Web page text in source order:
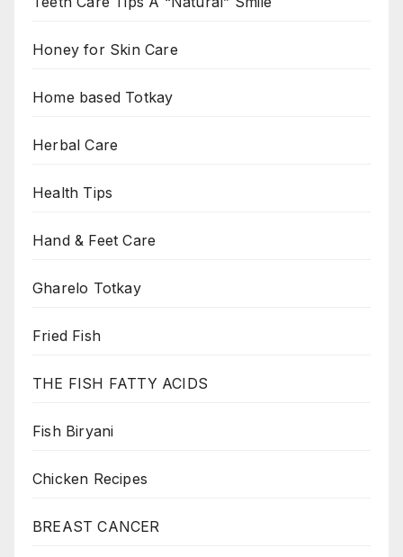
Honey for Skin Care
Home based Totkay
Herbal Care
Health Tips
Hand & Feet Care
Gharelo Totkay
Fried Fish
THE FISH FATTY ACIDS
Fish Biryani
Chicken Recipes
BREAST CANCER